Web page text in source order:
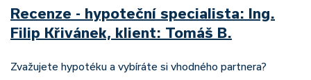
Recenze - hypoteční specialista: Ing.
Filip Křivánek, klient: Tomáš B.
Zvažujete hypotéku a vybíráte si vhodného partnera?